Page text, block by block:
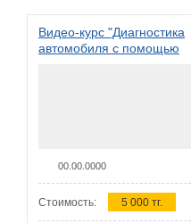
Видео-курс "Диагностика
автомобиля с помощью
00.00.0000
Стоимость: 5 000 тг.